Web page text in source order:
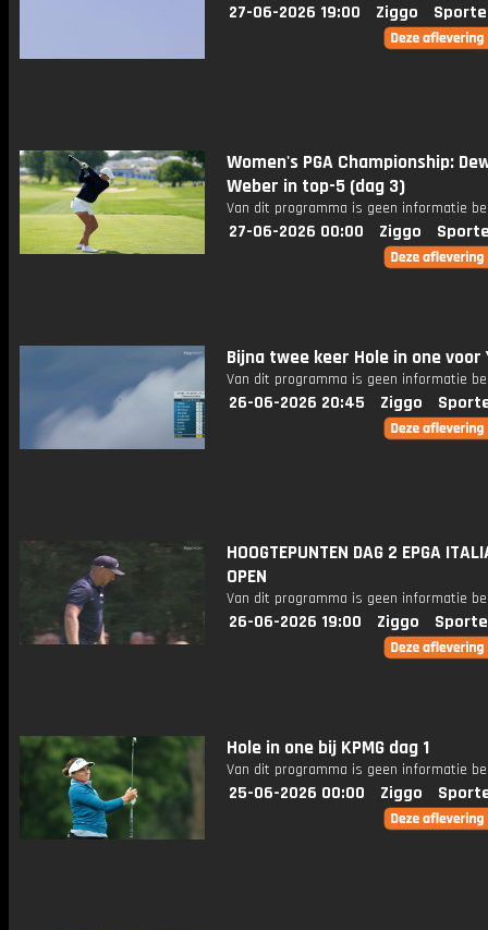
27-06-2026 19:00 Ziggo
Women's PGA Championship:
Weber in top-5 (dag 3)
Van dit programma is geen informatie
27-06-2026 00:00 Ziggo
Bijna twee keer Hole in one voor
Van dit programma is geen informatie
26-06-2026 20:45 Ziggo
HOOGTEPUNTEN DAG 2 EPGA
OPEN
Van dit programma is geen informatie
26-06-2026 19:00 Ziggo
Hole in one bij KPMG dag 1
Van dit programma is geen informatie
25-06-2026 00:00 Ziggo